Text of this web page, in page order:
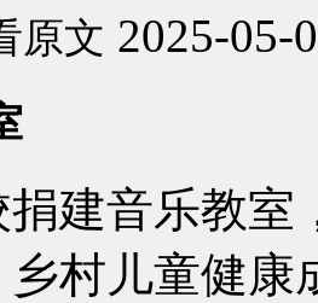
原文 2025-05-
建音乐教
村儿童健康